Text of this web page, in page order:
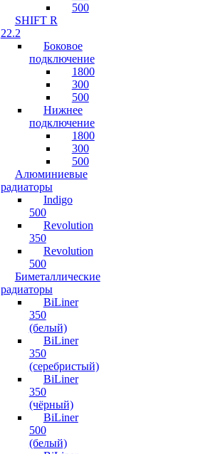
500
SHIFT R
22.2
Боковое
подключение
1800
300
500
Нижнее
подключение
1800
300
500
Алюминиевые
радиаторы
Indigo
500
Revolution
350
Revolution
500
Биметаллические
радиаторы
BiLiner
350
(белый)
BiLiner
350
(серебристый)
BiLiner
350
(чёрный)
BiLiner
500
(белый)